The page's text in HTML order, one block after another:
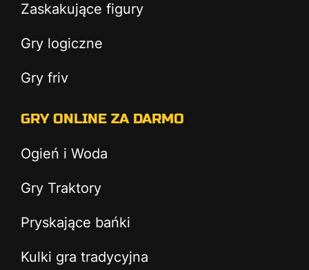
Zaskakujące figury
Gry logiczne
Gry friv
GRY ONLINE ZA DARMO
Ogień i Woda
Gry Traktory
Pryskające bańki
Kulki gra tradycyjna